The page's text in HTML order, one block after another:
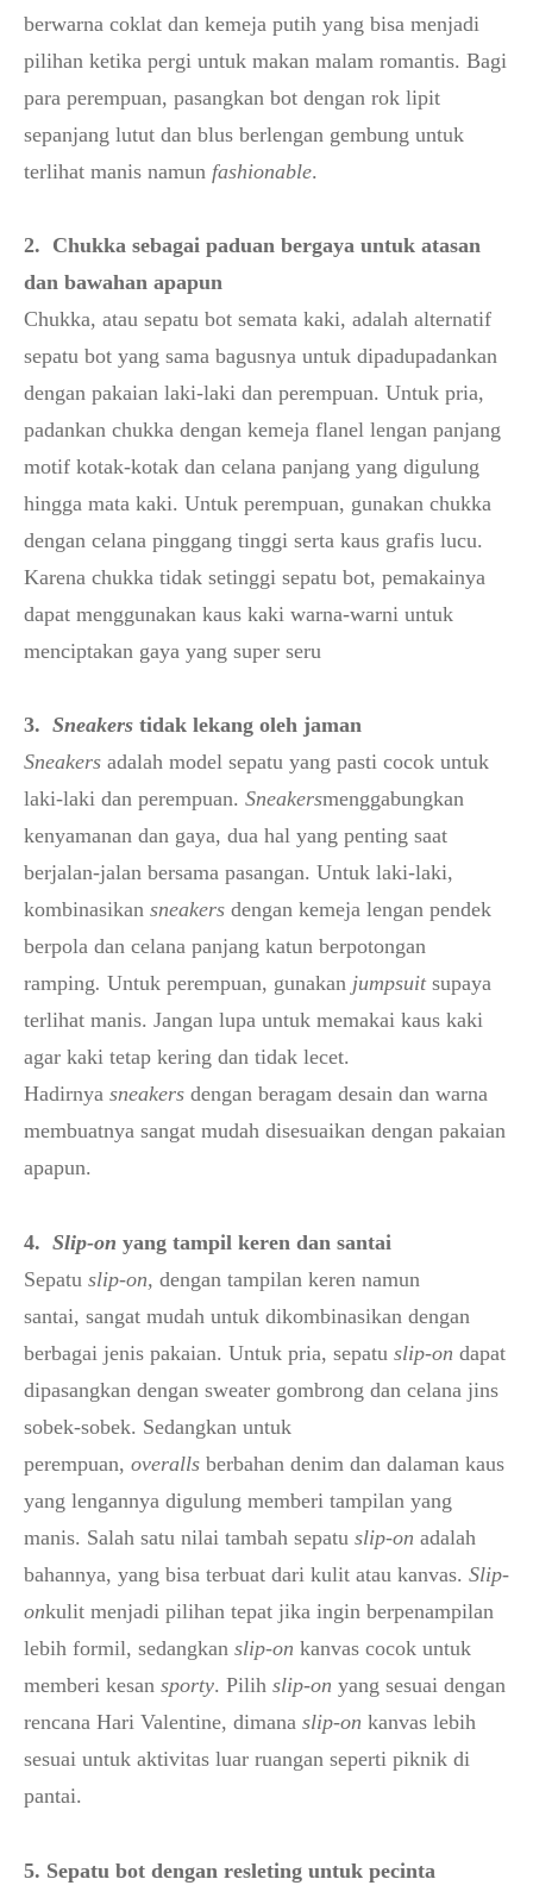
berwarna coklat dan kemeja putih yang bisa menjadi
pilihan ketika pergi untuk makan malam romantis. Bagi
para perempuan, pasangkan bot dengan rok lipit
sepanjang lutut dan blus berlengan gembung untuk
terlihat manis namun fashionable.
2. Chukka sebagai paduan bergaya untuk atasan
dan bawahan apapun
Chukka, atau sepatu bot semata kaki, adalah alternatif
sepatu bot yang sama bagusnya untuk dipadupadankan
dengan pakaian laki-laki dan perempuan. Untuk pria,
padankan chukka dengan kemeja flanel lengan panjang
motif kotak-kotak dan celana panjang yang digulung
hingga mata kaki. Untuk perempuan, gunakan chukka
dengan celana pinggang tinggi serta kaus grafis lucu.
Karena chukka tidak setinggi sepatu bot, pemakainya
dapat menggunakan kaus kaki warna-warni untuk
menciptakan gaya yang super seru
3. Sneakers tidak lekang oleh jaman
Sneakers adalah model sepatu yang pasti cocok untuk
laki-laki dan perempuan. Sneakersmenggabungkan
kenyamanan dan gaya, dua hal yang penting saat
berjalan-jalan bersama pasangan. Untuk laki-laki,
kombinasikan sneakers dengan kemeja lengan pendek
berpola dan celana panjang katun berpotongan
ramping. Untuk perempuan, gunakan jumpsuitsupaya
terlihat manis. Jangan lupa untuk memakai kaus kaki
agar kaki tetap kering dan tidak lecet.
Hadirnya sneakers dengan beragam desain dan warna
membuatnya sangat mudah disesuaikan dengan pakaian
apapun.
4. Slip-on yang tampil keren dan santai
Sepatu slip-on, dengan tampilan keren namun
santai, sangat mudah untuk dikombinasikan dengan
berbagai jenis pakaian. Untuk pria, sepatu slip-on dapat
dipasangkan dengan sweater gombrong dan celana jins
sobek-sobek. Sedangkan untuk
perempuan, overalls berbahan denim dan dalaman kaus
yang lengannya digulung memberi tampilan yang
manis. Salah satu nilai tambah sepatu slip-on adalah
bahannya, yang bisa terbuat dari kulit atau kanvas. Slip-
onkulit menjadi pilihan tepat jika ingin berpenampilan
lebih formil, sedangkan slip-on kanvas cocok untuk
memberi kesan sporty. Pilih slip-on yang sesuai dengan
rencana Hari Valentine, dimana slip-on kanvas lebih
sesuai untuk aktivitas luar ruangan seperti piknik di
pantai.
5. Sepatu bot dengan resleting untuk pecinta